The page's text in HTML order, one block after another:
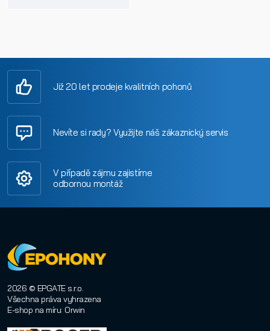
Již 20 let prodeje kvalitních pohonů
Nevíte si rady? Využijte náš zákaznický servis
V případě zájmu zajistíme
odbornou montáž
2026 © EPGATE s.r.o.
Všechna práva vyhrazena
E-shop na míru: Orwin